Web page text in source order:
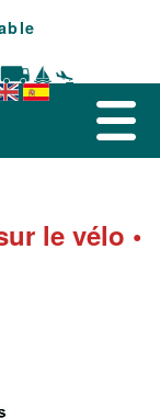
le vélo •